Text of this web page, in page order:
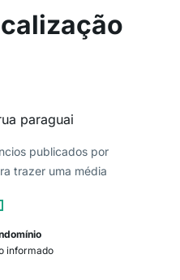
paraguai
publicados por
trazer uma média
informado